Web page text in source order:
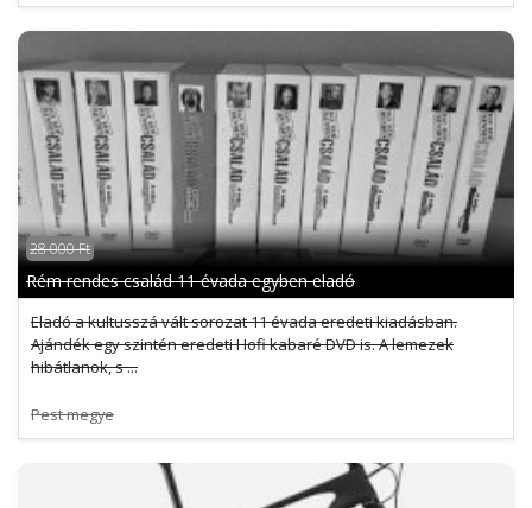
28 000 Ft
Rém rendes család 11 évada egyben eladó
Eladó a kultusszá vált sorozat 11 évada eredeti kiadásban.
Ajándék egy szintén eredeti Hofi kabaré DVD is. A lemezek
hibátlanok, s ...
Pest megye